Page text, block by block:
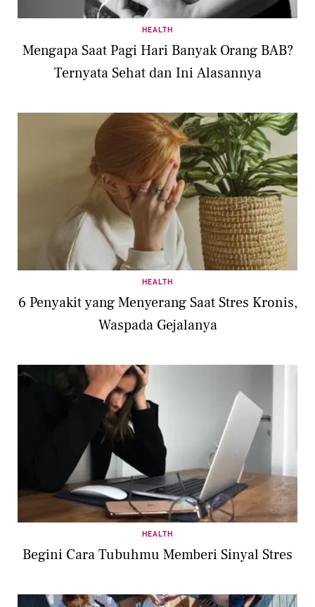
HEALTH
Mengapa Saat Pagi Hari Banyak Orang BAB?
Ternyata Sehat dan Ini Alasannya
HEALTH
6 Penyakit yang Menyerang Saat Stres Kronis,
Waspada Gejalanya
HEALTH
Begini Cara Tubuhmu Memberi Sinyal Stres